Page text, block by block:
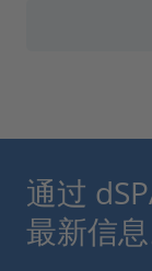
通过
最新信息